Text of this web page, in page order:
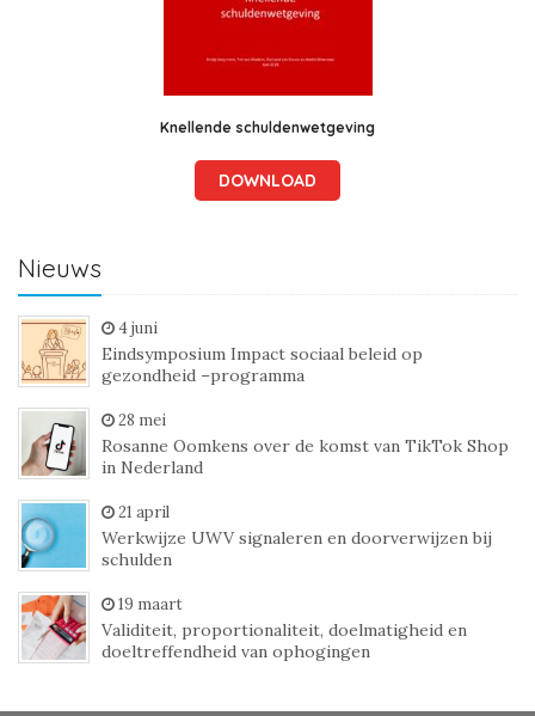
Knellende schuldenwetgeving
DOWNLOAD
Nieuws
4 juni
Eindsymposium Impact sociaal beleid op
gezondheid –programma
28 mei
Rosanne Oomkens over de komst van TikTok Shop
in Nederland
21 april
Werkwijze UWV signaleren en doorverwijzen bij
schulden
19 maart
Validiteit, proportionaliteit, doelmatigheid en
doeltreffendheid van ophogingen